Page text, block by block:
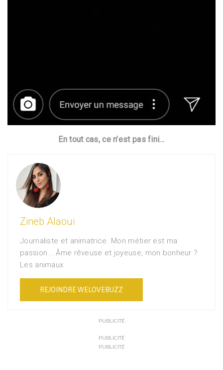
En tout cas, ce n’est pas fini…
Zineb Alaoui
Journaliste et animatrice. Mon métier est ma
passion... Âme rêveuse et joyeuse, mon bonheur ?
Les animaux.
REJOINDRE WELOVEBUZZ
PUBLICITÉ
PUBLICITÉ
PUBLICITÉ